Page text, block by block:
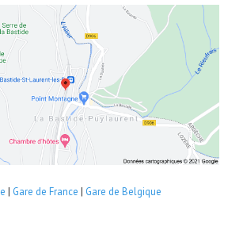
| Gare de France | Gare de Belgique